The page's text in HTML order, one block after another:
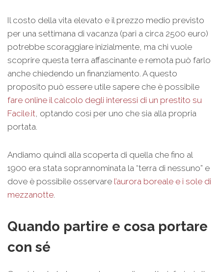
Il costo della vita elevato e il prezzo medio previsto
per una settimana di vacanza (pari a circa 2500 euro)
potrebbe scoraggiare inizialmente, ma chi vuole
scoprire questa terra affascinante e remota può farlo
anche chiedendo un finanziamento. A questo
proposito può essere utile sapere che è possibile
fare online il calcolo degli interessi di un prestito su
Facile.it, optando così per uno che sia alla propria
portata.
Andiamo quindi alla scoperta di quella che fino al
1900 era stata soprannominata la “terra di nessuno” e
dove è possibile osservare l’aurora boreale e i sole di
mezzanotte.
Quando partire e cosa portare
con sé